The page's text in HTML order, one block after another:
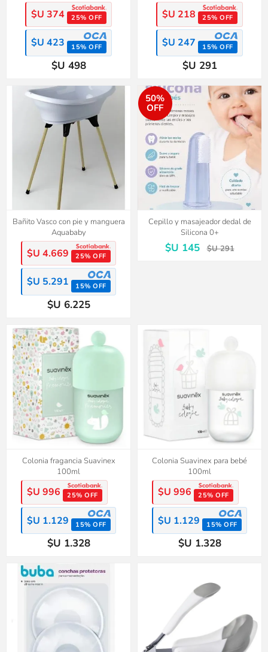
$U 374 25% OFF
$U 423 15% OFF
$U 498
$U 218 25% OFF
$U 247 15% OFF
$U 291
Bañito Vasco con pie y manguera
Aquababy
$U 4.669 25% OFF
$U 5.291 15% OFF
$U 6.225
50%
OFF
Cepillo y masajeador dedal de
Silicona 0+
$U 145 $U 291
Colonia fragancia Suavinex
100ml
$U 996 25% OFF
$U 1.129 15% OFF
$U 1.328
Colonia Suavinex para bebé
100ml
$U 996 25% OFF
$U 1.129 15% OFF
$U 1.328